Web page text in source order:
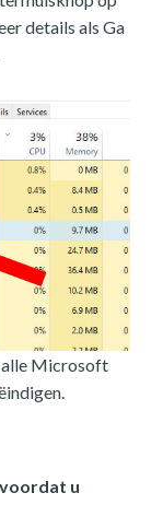
details als Ga
alle Microsoft
u